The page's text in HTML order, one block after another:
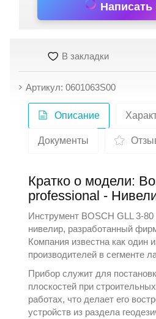
Написать
В закладки
Артикул: 0601063S00
Описание
Документы
Кратко о модели:
professional -
Инструмент BOSCH GLL 3-
нивелир, разработанный
Компания известна как один
производителей в сегменте
Прибор служит для
плоскостей при
работах, что делает его
устройств из раздела